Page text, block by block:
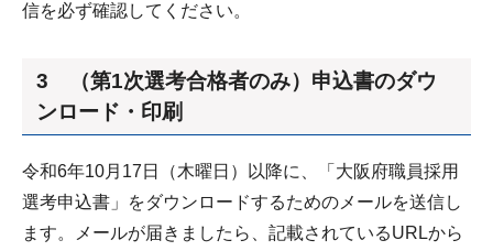
信を必ず確認してください。
3 （第1次選考合格者のみ）申込書のダウ
ンロード・印刷
令和6年10月17日（木曜日）以降に、「大阪府職員採用
選考申込書」をダウンロードするためのメールを送信し
ます。メールが届きましたら、記載されているURLから